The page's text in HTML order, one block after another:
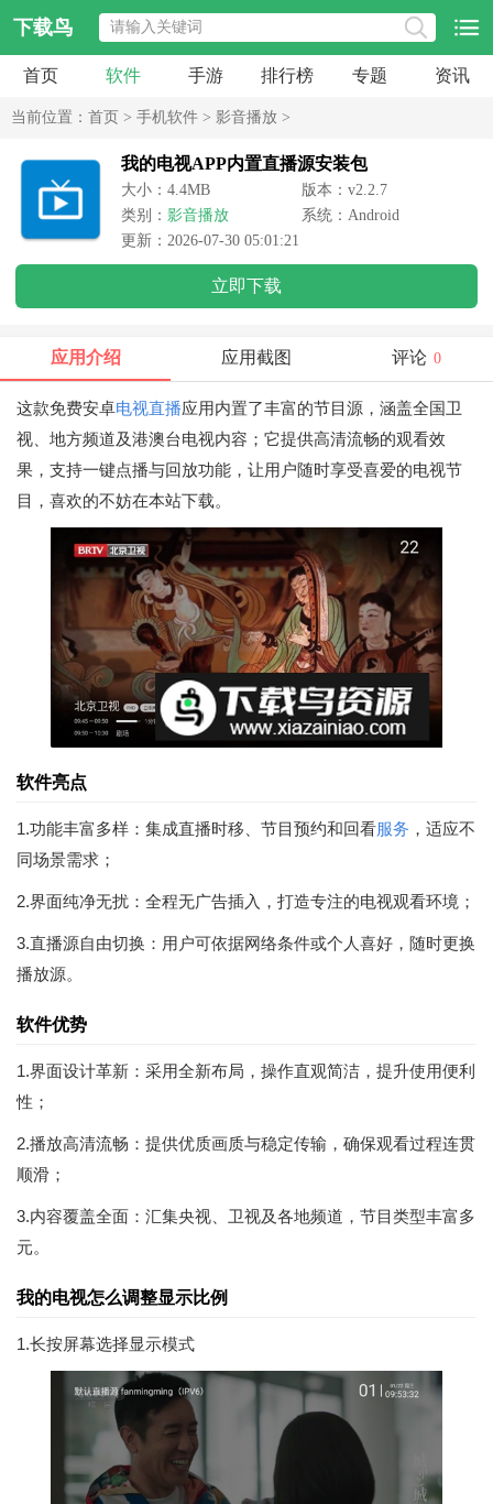
下载鸟
首页 软件 手游 排行榜 专题 资讯
当前位置： 首页 > 手机软件 > 影音播放 >
我的电视APP内置直播源安装包
大小：4.4MB
版本：v2.2.7
类别： 影音播放
系统：Android
更新：2026-07-30 05:01:21
立即下载
应用介绍 应用截图 评论 0
这款免费安卓电视直播应用内置了丰富的节目源，涵盖全国卫
视、地方频道及港澳台电视内容；它提供高清流畅的观看效
果，支持一键点播与回放功能，让用户随时享受喜爱的电视节
目，喜欢的不妨在本站下载。
软件亮点
1.功能丰富多样：集成直播时移、节目预约和回看服务 ，适应不
同场景需求；
2.界面纯净无扰：全程无广告插入，打造专注的电视观看环境；
3.直播源自由切换：用户可依据网络条件或个人喜好，随时更换
播放源。
软件优势
1.界面设计革新：采用全新布局，操作直观简洁，提升使用便利
性；
2.播放高清流畅：提供优质画质与稳定传输，确保观看过程连贯
顺滑；
3.内容覆盖全面：汇集央视、卫视及各地频道，节目类型丰富多
元。
我的电视怎么调整显示比例
1.长按屏幕选择显示模式